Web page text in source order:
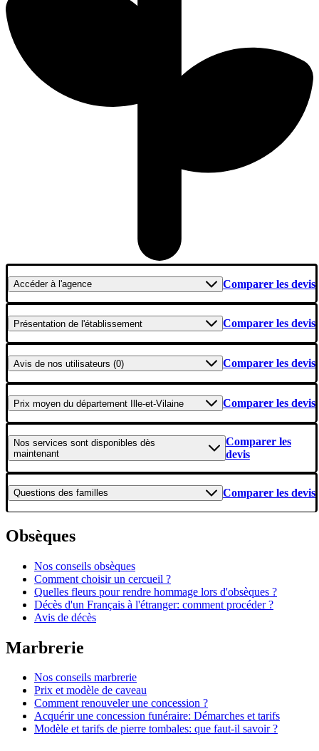
Accéderà l'agence Comparer les devis
Présentation de l'établissement Comparer les devis
Avis de nos utilisateurs (0) Comparer les devis
Prix moyen du département Ille-et-Vilaine Comparer les devis
Nos services sont disponibles dès
maintenant
Comparer les
devis
Questions des familles Comparer les devis
Obsèques
Nos conseils obsèques
Comment choisir un cercueil ?
Quelles fleurs pour rendre hommage lors d'obsèques ?
Décès d'un Français à l'étranger: comment procéder ?
Avis de décès
Marbrerie
Nos conseils marbrerie
Prix et modèle de caveau
Comment renouveler une concession ?
Acquérir une concession funéraire: Démarches et tarifs
Modèle et tarifs de pierre tombales: que faut-il savoir ?